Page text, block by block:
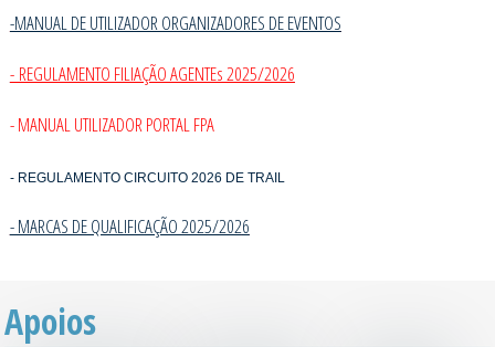
-MANUAL DE UTILIZADOR ORGANIZADORES DE EVENTOS
- REGULAMENTO FILIAÇÃO AGENTEs 2025/2026
- MANUAL UTILIZADOR PORTAL FPA
- REGULAMENTO CIRCUITO 2026 DE TRAIL
- MARCAS DE QUALIFICAÇÃO 2025/2026
Apoios